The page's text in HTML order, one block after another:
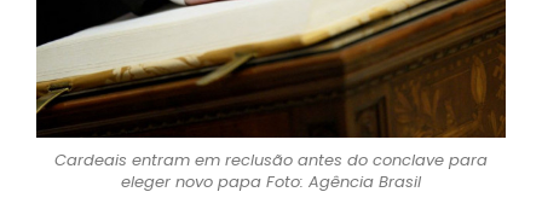
Cardeais entram em reclusão antes do conclave para
eleger novo papa Foto: Agência Brasil